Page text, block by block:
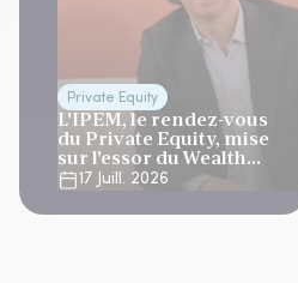
Private Equity
L'IPEM, le rendez-vous
du Private Equity, mise
sur l'essor du Wealth
Management
17 Juill. 2026